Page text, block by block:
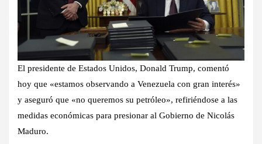
El presidente de Estados Unidos, Donald Trump, comentó
hoy que «estamos observando a Venezuela con gran interés»
y aseguró que «no queremos su petróleo», refiriéndose a las
medidas económicas para presionar al Gobierno de Nicolás
Maduro.